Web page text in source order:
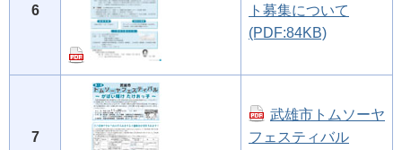
6
ト募集について
(PDF:84KB)
7
武雄市トムソーヤ
フェスティバル